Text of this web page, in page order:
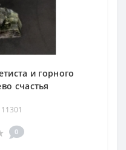
и горного
счастья
0